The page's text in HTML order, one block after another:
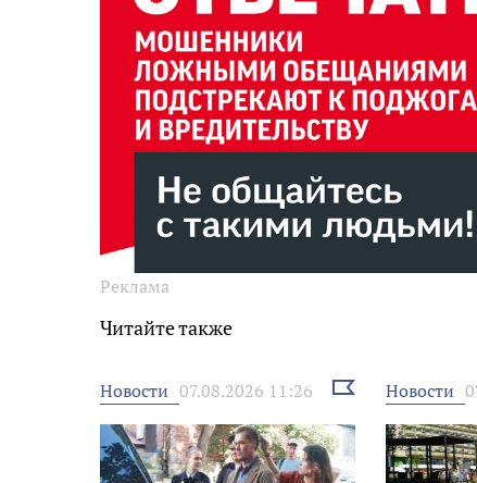
Реклама
Читайте также
Новости 07.08.2026 11:26
Выбрать
новость
Новости